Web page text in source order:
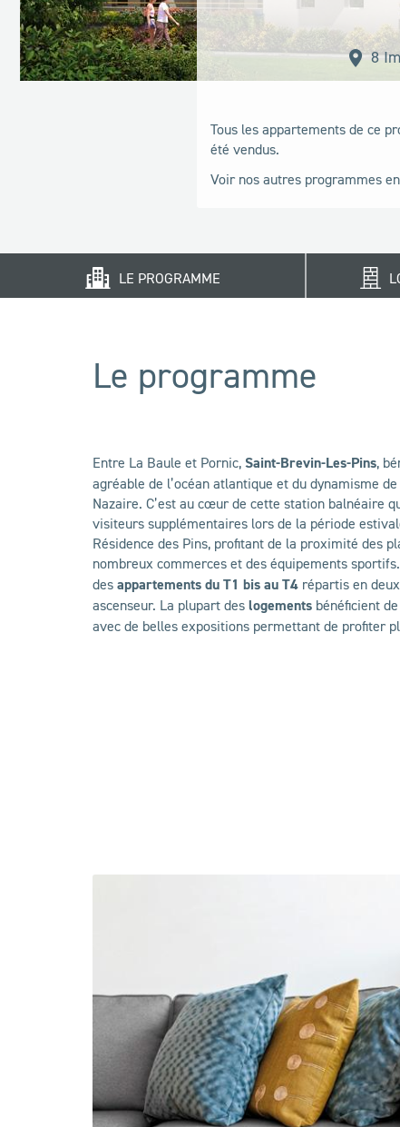
8
Tous les appartements de ce
été vendus.
Voir nos autres programmes
LE PROGRAMME
Le programme
Entre La Baule et Pornic, Saint-Brevin-Les-Pins,
agréable de l’océan atlantique et du dynamisme
Nazaire. C’est au cœur de cette station balnéaire
visiteurs supplémentaires lors de la période
Résidence des Pins, profitant de la proximité des
nombreux commerces et des équipements sportifs.
des appartements du T1 bis au T4 répartis en
ascenseur. La plupart des logements bénéficient
avec de belles expositions permettant de profiter